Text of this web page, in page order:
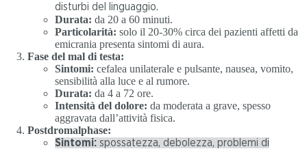
disturbi del linguaggio.
Durata: da 20 a 60 minuti.
Particolarità: solo il 20-30% circa dei pazienti affetti da
emicrania presenta sintomi di aura.
Fase del mal di testa:
Sintomi: cefalea unilaterale e pulsante, nausea, vomito,
sensibilità alla luce e al rumore.
Durata: da 4 a 72 ore.
Intensità del dolore: da moderata a grave, spesso
aggravata dall’attività fisica.
Postdromalphase:
Sintomi: spossatezza, debolezza, problemi di